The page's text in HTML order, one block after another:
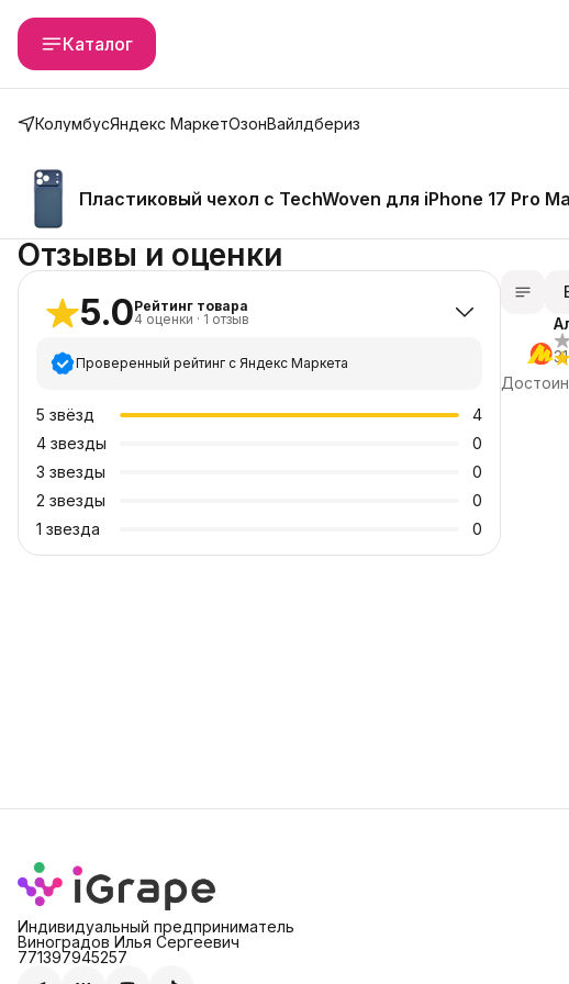
Каталог
КолумбусЯндекс МаркетОзонВайлдбериз
Пластиковый чехол с TechWoven для iPhone 17 Pro
Отзывы и оценки
5.0Рейтинг товара
4 оценки · 1 отзыв
Проверенный рейтинг с Яндекс Маркета
5 звёзд
4
4 звезды
0
3 звезды
0
2 звезды
0
1 звезда 0
Индивидуальный предприниматель
Виноградов Илья Сергеевич
771397945257